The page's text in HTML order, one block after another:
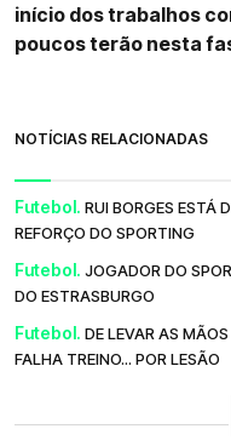
início dos trabalhos
poucos terão nesta
NOTÍCIAS RELACIONADAS
Futebol. RUI BORGES ESTÁ
REFORÇO DO SPORTING
Futebol. JOGADOR DO
DO ESTRASBURGO
Futebol. DE LEVAR AS
FALHA TREINO... POR LESÃO